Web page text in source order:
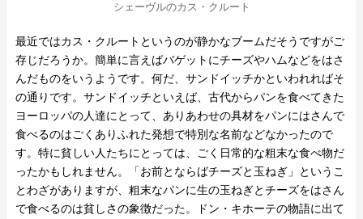
シェーヴルのカス・クルート
最近ではカス・クルートというのが静かなブームだそうですがご
存じだろうか。簡単に言えばバゲットにチーズやハムなどをはさ
んだものをいうようです。何だ、サンドイッチかといわれればそ
の通りです。サンドイッチといえば、古代からパンを食べてきた
ヨーロッパの人達にとって、ありあわせの具材をパンにはさんで
食べるのはごくありふれた発想で特別な名前などなかったので
す。特に貧しい人たちにとっては、ごく日常的な粗末な食べ物だ
ったかもしれません。「お前とならばチーズと玉ねぎ」というこ
とわざがありますが、粗末なパンに生の玉ねぎとチーズをはさん
で食べるのは貧しさの象徴だった。ドン・キホーテの物語に出て